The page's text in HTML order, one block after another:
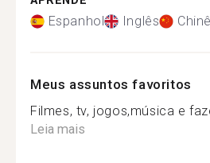
Espanhol Inglês
Meus assuntos favoritos
Filmes, tv, jogos,música e
Leia mais